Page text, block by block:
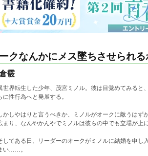
クなんかにメス墜ちさせられる
霰
界転生した少年、茂宮ミノル。彼は目覚めてみると
に性行為へと発展する。
しやはりと言うべきか、ミノルがオークに敵うはず
まり、なんやかんやでミノルは彼らの中でも立場が上
てある日、リーダーのオークがミノルに結婚を申し
い……。